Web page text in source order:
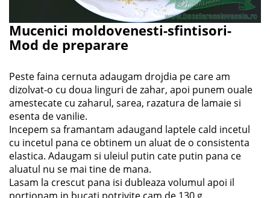
Mucenici moldovenesti-sfintisori-
Mod de preparare
Peste faina cernuta adaugam drojdia pe care am
dizolvat-o cu doua linguri de zahar, apoi punem ouale
amestecate cu zaharul, sarea, razatura de lamaie si
esenta de vanilie.
Incepem sa framantam adaugand laptele cald incetul
cu incetul pana ce obtinem un aluat de o consistenta
elastica. Adaugam si uleiul putin cate putin pana ce
aluatul nu se mai tine de mana.
Lasam la crescut pana isi dubleaza volumul apoi il